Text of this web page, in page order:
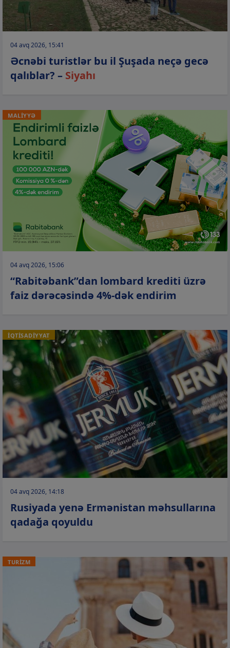
04 avq 2026, 15:41
Əcnəbi turistlər bu il Şuşada neçə gecə
qalıblar? – Siyahı
MALİYYƏ
04 avq 2026, 15:06
“Rabitəbank”dan lombard krediti üzrə
faiz dərəcəsində 4%-dək endirim
İQTİSADİYYAT
04 avq 2026, 14:18
Rusiyada yenə Ermənistan məhsullarına
qadağa qoyuldu
TURİZM